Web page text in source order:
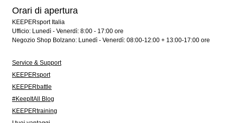
Orari di apertura
KEEPERsport Italia
Ufficio: Lunedì - Venerdì: 8:00 - 17:00 ore
Negozio Shop Bolzano: Lunedì - Venerdì: 08:00-12:00 + 13:00-17:00 ore
Service & Support
KEEPERsport
KEEPERbattle
#KeepItAll Blog
KEEPERtraining